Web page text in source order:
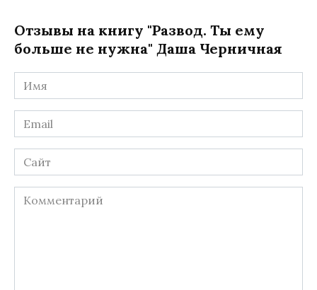
Отзывы на книгу "Развод. Ты ему
больше не нужна" Даша Черничная
Имя
*
Email
*
Сайт
Комментарий